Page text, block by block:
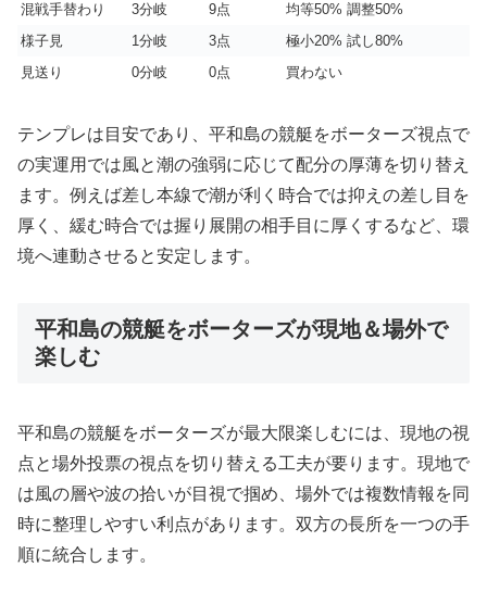
混戦手替わり 3分岐 9点
均等50% 調整50%
様子見
1分岐 3点
極小20% 試し80%
見送り
0分岐 0点 買わない
テンプレは目安であり、平和島の競艇をボーターズ視点で
の実運用では風と潮の強弱に応じて配分の厚薄を切り替え
ます。例えば差し本線で潮が利く時合では抑えの差し目を
厚く、緩む時合では握り展開の相手目に厚くするなど、環
境へ連動させると安定します。
平和島の競艇をボーターズが現地＆場外で
楽しむ
平和島の競艇をボーターズが最大限楽しむには、現地の視
点と場外投票の視点を切り替える工夫が要ります。現地で
は風の層や波の拾いが目視で掴め、場外では複数情報を同
時に整理しやすい利点があります。双方の長所を一つの手
順に統合します。